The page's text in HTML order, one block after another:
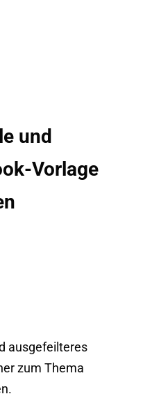
und
Vorlage
ausgefeilteres
zum Thema